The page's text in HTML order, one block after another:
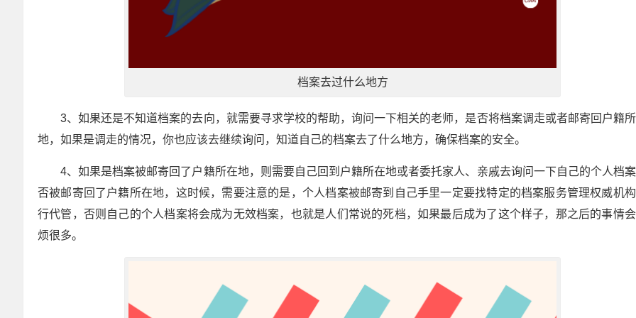
档案去过什么地方
3、如果还是不知道档案的去向，就需要寻求学校的帮助，询问一下相关的老师，是否将档案调走或者邮寄回户籍
地，如果是调走的情况，你也应该去继续询问，知道自己的档案去了什么地方，确保档案的安全。
4、如果是档案被邮寄回了户籍所在地，则需要自己回到户籍所在地或者委托家人、亲戚去询问一下自己的个人档
否被邮寄回了户籍所在地，这时候，需要注意的是，个人档案被邮寄到自己手里一定要找特定的档案服务管理权威机
行代管，否则自己的个人档案将会成为无效档案，也就是人们常说的死档，如果最后成为了这个样子，那之后的事情
烦很多。